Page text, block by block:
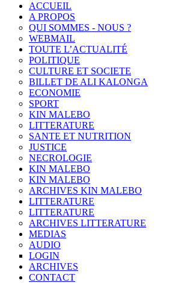
ACCUEIL
A PROPOS
QUI SOMMES - NOUS ?
WEBMAIL
TOUTE L’ACTUALITÉ
POLITIQUE
CULTURE ET SOCIETE
BILLET DE ALI KALONGA
ECONOMIE
SPORT
KIN MALEBO
LITTERATURE
SANTE ET NUTRITION
JUSTICE
NECROLOGIE
KIN MALEBO
KIN MALEBO
ARCHIVES KIN MALEBO
LITTERATURE
LITTERATURE
ARCHIVES LITTERATURE
MEDIAS
AUDIO
LOGIN
ARCHIVES
CONTACT